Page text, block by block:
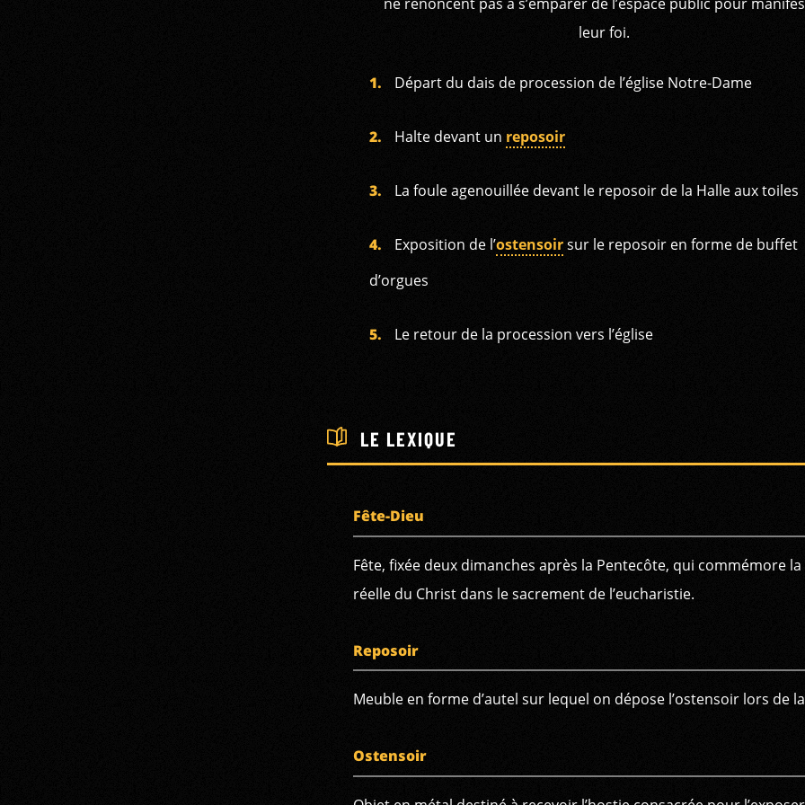
leur foi.
Départ du dais de procession de l’église Notre-Dame
Halte devant un reposoir
La foule agenouillée devant le reposoir de la Halle aux toiles
Exposition de l’ostensoirsur le reposoir en forme de buffet
d’orgues
Le retour de la procession vers l’église
LE LEXIQUE
Fête-Dieu
Fête, fixée deux dimanches après la Pentecôte, qui commémore
réelle du Christ dans le sacrement de l’eucharistie.
Reposoir
Meuble en forme d’autel sur lequel on dépose l’ostensoir lors de
Ostensoir